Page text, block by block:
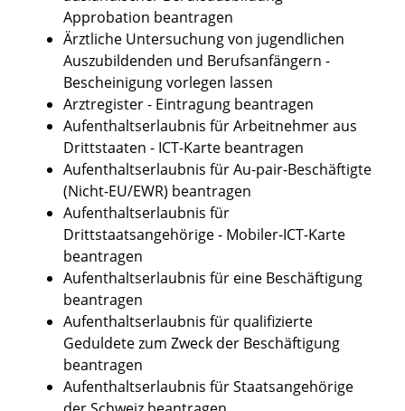
Approbation beantragen
Ärztliche Untersuchung von jugendlichen
Auszubildenden und Berufsanfängern -
Bescheinigung vorlegen lassen
Arztregister - Eintragung beantragen
Aufenthaltserlaubnis für Arbeitnehmer aus
Drittstaaten - ICT-Karte beantragen
Aufenthaltserlaubnis für Au-pair-Beschäftigte
(Nicht-EU/EWR) beantragen
Aufenthaltserlaubnis für
Drittstaatsangehörige - Mobiler-ICT-Karte
beantragen
Aufenthaltserlaubnis für eine Beschäftigung
beantragen
Aufenthaltserlaubnis für qualifizierte
Geduldete zum Zweck der Beschäftigung
beantragen
Aufenthaltserlaubnis für Staatsangehörige